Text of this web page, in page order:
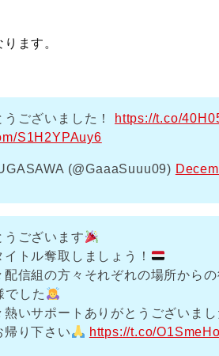
ます。
ございました！
https://t.co/
S1H2YPAuy6
(@GaaaSuuu09)
うございます
トル奪取しましょう！
配信組の方々それぞれの場所から
でした
熱いサポートありがとうございまし
帰り下さい
https://t.co/